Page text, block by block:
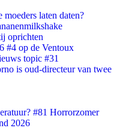
laten daten?
oprichten
#4 op de Ventoux
topic #31
is oud-directeur van twee
#81 Horrorzomer
2026